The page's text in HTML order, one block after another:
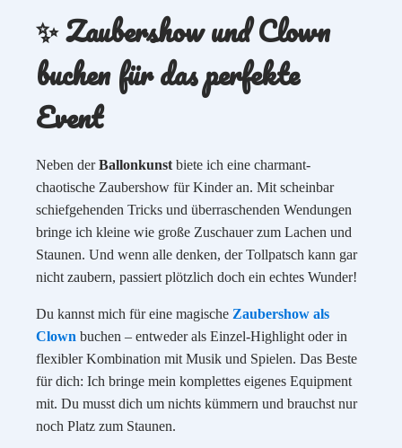
✨ Zaubershow und Clown
buchen für das perfekte
Event
Neben derBallonkunst biete ich eine charmant-
chaotische Zaubershow für Kinder an. Mit scheinbar
schiefgehenden Tricks und überraschenden Wendungen
bringe ich kleine wie große Zuschauer zum Lachen und
Staunen. Und wenn alle denken, der Tollpatsch kann gar
nicht zaubern, passiert plötzlich doch ein echtes Wunder!
Du kannst mich für eine magische Zaubershow als
Clown buchen – entweder als Einzel-Highlight oder in
flexibler Kombination mit Musik und Spielen. Das Beste
für dich: Ich bringe mein komplettes eigenes Equipment
mit. Du musst dich um nichts kümmern und brauchst nur
noch Platz zum Staunen.